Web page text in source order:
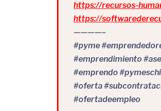
https://recursos-
https://
————–
#pyme
#emprendimiento
#emprendo
#oferta
#ofertadeempleo